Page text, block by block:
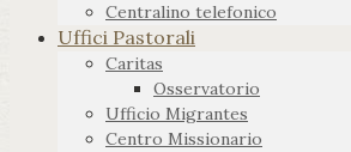
Centralino telefonico
Uffici Pastorali
Caritas
Osservatorio
Ufficio Migrantes
Centro Missionario